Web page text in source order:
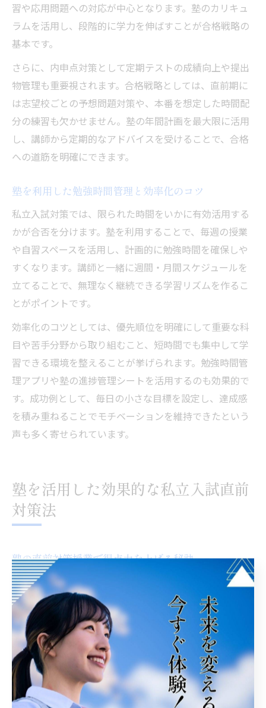
習や応用問題への対応が中心となります。塾のカリキュ
ラムを活用し、段階的に学力を伸ばすことが合格戦略の
基本です。
さらに、内申点対策として定期テストの成績向上や提出
物管理も重要視されます。合格戦略としては、直前期に
は志望校ごとの予想問題対策や、本番を想定した時間配
分の練習も欠かせません。塾の年間計画を最大限に活用
し、講師から定期的なアドバイスを受けることで、合格
への道筋を明確にできます。
塾を利用した勉強時間管理と効率化のコツ
私立入試対策では、限られた時間をいかに有効活用する
かが合否を分けます。塾を利用することで、毎週の授業
や自習スペースを活用し、計画的に勉強時間を確保しや
すくなります。講師と一緒に週間・月間スケジュールを
立てることで、無理なく継続できる学習リズムを作るこ
とがポイントです。
効率化のコツとしては、優先順位を明確にして重要な科
目や苦手分野から取り組むこと、短時間でも集中して学
習できる環境を整えることが挙げられます。勉強時間管
理アプリや塾の進捗管理シートを活用するのも効果的で
す。成功例として、毎日の小さな目標を設定し、達成感
を積み重ねることでモチベーションを維持できたという
声も多く寄せられています。
塾を活用した効果的な私立入試直前
対策法
塾の直前対策授業で得点力を上げる秘訣
私立入試直前期には、塾の対策授業が得点力向上に大き
く寄与します。塾では過去問演習や傾向分析に基づいた
授業が行われ、出題頻度の高い問題形式に慣れることが
できます。特に福井県坂井市の私立入試に特化したカリ
キュラムを持つ塾では、地域特有の出題傾向にも対応で
きるのが特徴です。
なぜ塾の直前対策が効果的なのかというと、限られた時